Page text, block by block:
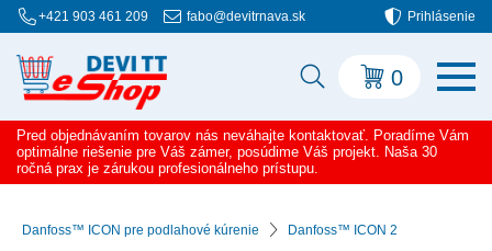
+421 903 461 209 fabo@devitrnava.sk Prihlásenie
0
Pred objednávaním tovarov nás neváhajte kontaktovať. Poradíme Vám
optimálne riešenie pre Váš zámer, posúdime Váš projekt. Naša 30
ročná prax je zárukou profesionálneho prístupu.
Danfoss™ ICON pre podlahové kúrenie Danfoss™ ICON 2